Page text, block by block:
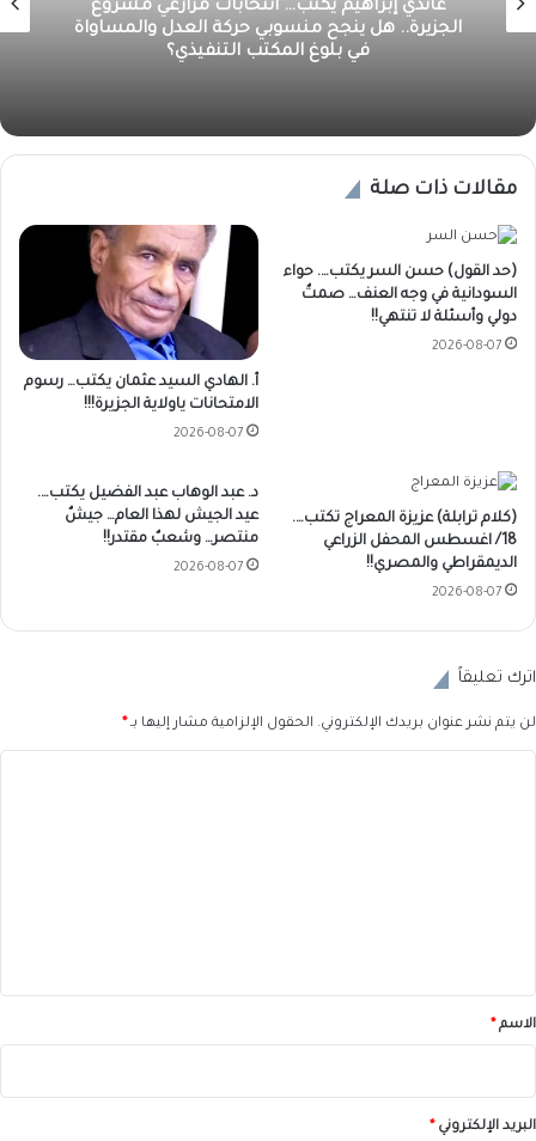
غاندي إبراهيم يكتب… انتخابات مزارعي مشروع
الجزيرة.. هل ينجح منسوبي حركة العدل والمساواة
في بلوغ المكتب التنفيذي؟
مقالات ذات صلة
(حد القول) حسن السر يكتب…. حواء
السودانية في وجه العنف… صمتٌ
دولي وأسئلة لا تنتهي!!
2026-08-07
أ. الهادي السيد عثمان يكتب… رسوم
الامتحانات ياولاية الجزيرة!!!
2026-08-07
(كلام ترابلة) عزيزة المعراج تكتب….
18/ اغسطس المحفل الزراعي
الديمقراطي والمصري!!
2026-08-07
د. عبد الوهاب عبد الفضيل يكتب….
عيد الجيش لهذا العام… جيشٌ
منتصر… وشعبٌ مقتدر!!
2026-08-07
اترك تعليقاً
لن يتم نشر عنوان بريدك الإلكتروني. الحقول الإلزامية مشار إليها بـ*
*الاسم*
البريد الإلكتروني*